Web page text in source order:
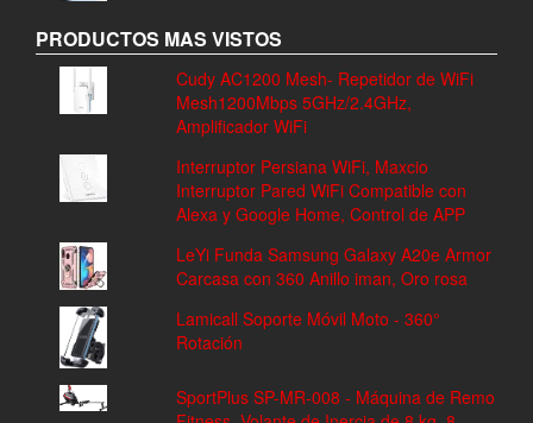
PRODUCTOS MAS VISTOS
Cudy AC1200 Mesh- Repetidor de WiFi
Mesh1200Mbps 5GHz/2.4GHz,
Amplificador WiFi
Interruptor Persiana WiFi, Maxcio
Interruptor Pared WiFi Compatible con
Alexa y Google Home, Control de APP
LeYi Funda Samsung Galaxy A20e Armor
Carcasa con 360 Anillo iman, Oro rosa
Lamicall Soporte Móvil Moto - 360°
Rotación
SportPlus SP-MR-008 - Máquina de Remo